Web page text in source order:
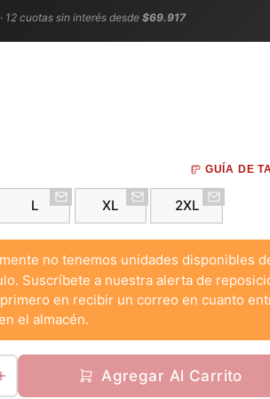
12 cuotas sin interés desde$69.917
GUÍA DE
L XL 2XL
no tenemos unidades disponibles
Suscríbete a nuestra alerta de
en recibir un correo en cuanto
el almacén.
Agregar Al Carrito